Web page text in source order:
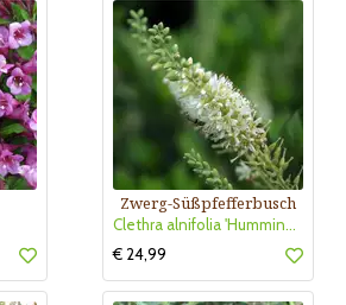
Zwerg-Süßpfefferbusch
Clethra alnifolia 'Hummingbird'
€ 24,99